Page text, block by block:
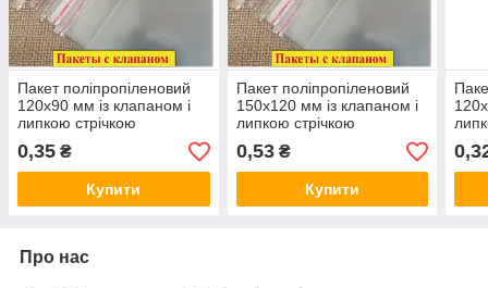
Пакет поліпропіленовий
120х90 мм із клапаном і
липкою стрічкою
0,35 ₴
Купити
Пакет поліпропіленовий
150х120 мм із клапаном і
липкою стрічкою
0,53₴
Купити
Про нас